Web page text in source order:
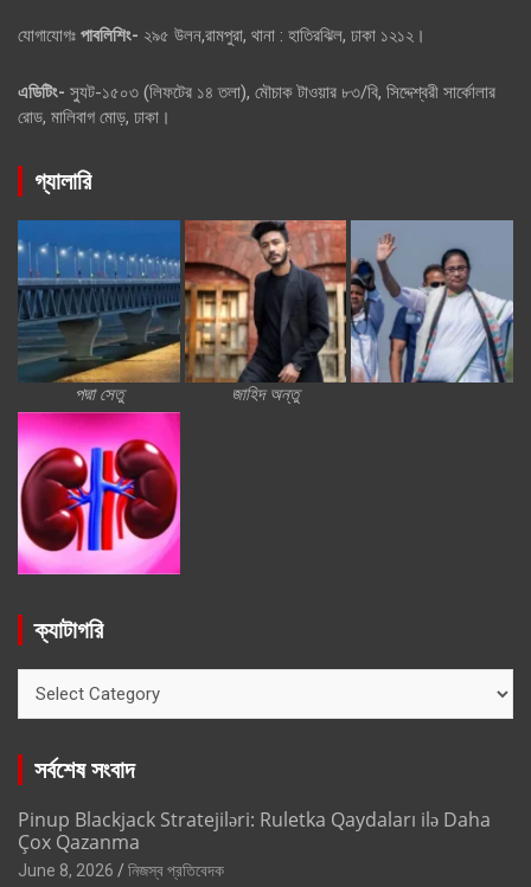
যোগাযোগঃ পাবলিশিং- ২৯৫ উলন,রামপুরা, থানা : হাতিরঝিল, ঢাকা ১২১২।
এডিটিং- স্যুট-১৫০৩ (লিফটের ১৪ তলা), মৌচাক টাওয়ার ৮৩/বি, সিদ্দেশ্বরী সার্কোলার
রোড, মালিবাগ মোড়, ঢাকা।
গ্যালারি
পদ্মা সেতু জাহিদ অন্তু
ক্যাটাগরি
সর্বশেষ সংবাদ
Pinup Blackjack Stratejiləri: Ruletka Qaydaları ilə Daha
Çox Qazanma
June 8, 2026 নিজস্ব প্রতিবেদক